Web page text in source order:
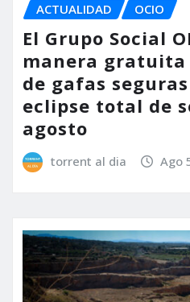
ACTUALIDAD OCIO
El Grupo Social
manera gratuita
de gafas
eclipse total de
agosto
torrent al dia Ago